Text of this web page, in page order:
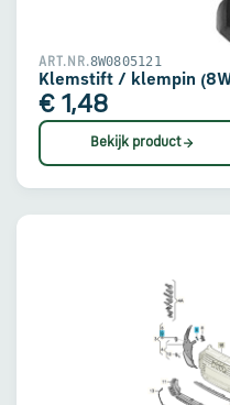
ART.NR.8W0805121
Klemstift / klempin
€ 1,48
Bekijk product